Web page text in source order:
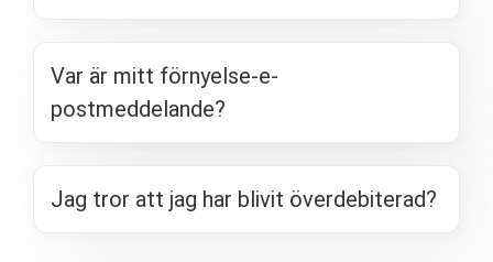
Var är mitt förnyelse-e-
postmeddelande?
Jag tror att jag har blivit överdebiterad?